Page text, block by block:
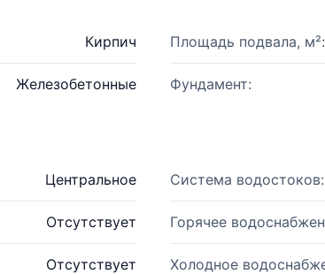
Кирпич Площадь подвала, м²:
Железобетонные Фундамент:
Центральное Система водостоков:
Отсутствует Горячее
Отсутствует Холодное